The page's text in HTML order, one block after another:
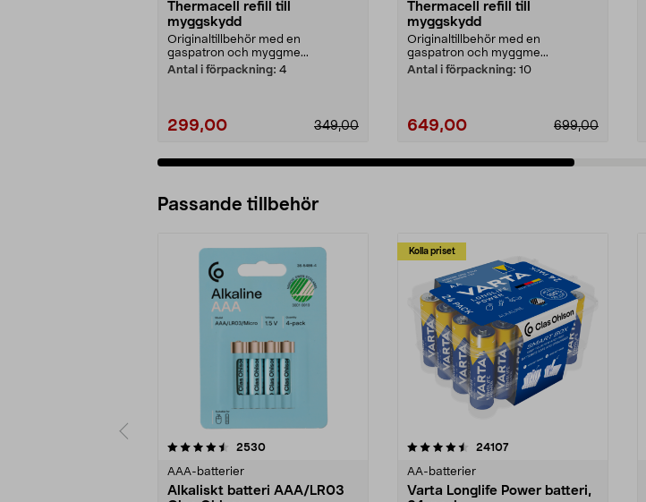
Thermacell refill till
myggskydd
Originaltillbehör med en
gaspatron och myggme...
Antal i förpackning: 4
299,00 349,00
Thermacell refill till
myggskydd
Originaltillbehör med en
gaspatron och myggme...
Antal i förpackning: 10
649,00 699,00
Passande tillbehör
2530recensioner
AAA-batterier
Alkaliskt batteri AAA/LR03
Kolla priset
4.5av 5 stjärnor 24107recensioner
AA-batterier
Varta Longlife Power batteri,
4.5av 5 stjärnor